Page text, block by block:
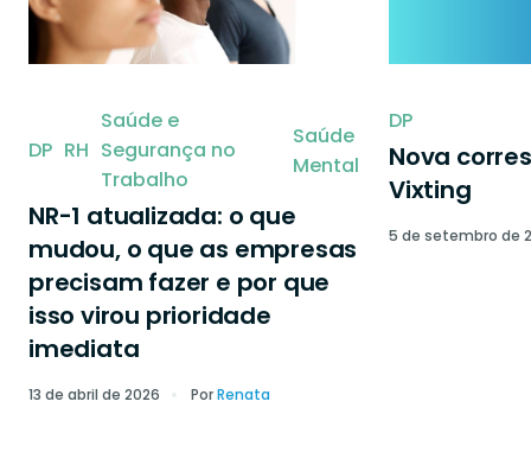
DP RH
Saúde e
Segurança no
Trabalho
Saúde
Mental
NR-1 atualizada: o que
mudou, o que as empresas
precisam fazer e por que
isso virou prioridade
imediata
13 de abril de 2026 PorRenata
DP
Nova
Vixting
5 de setembro de